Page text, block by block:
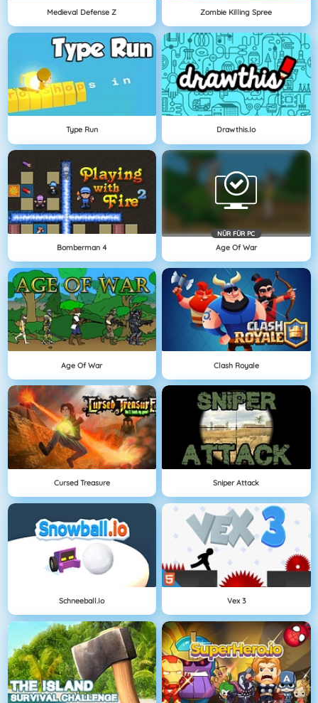
Medieval Defense Z Zombie Killing Spree
Type Run Drawthis.io
Bomberman 4
NÜR FÜR PC
Age Of War
Age Of War Clash Royale
Cursed Treasure Sniper Attack
Schneeball.io Vex 3